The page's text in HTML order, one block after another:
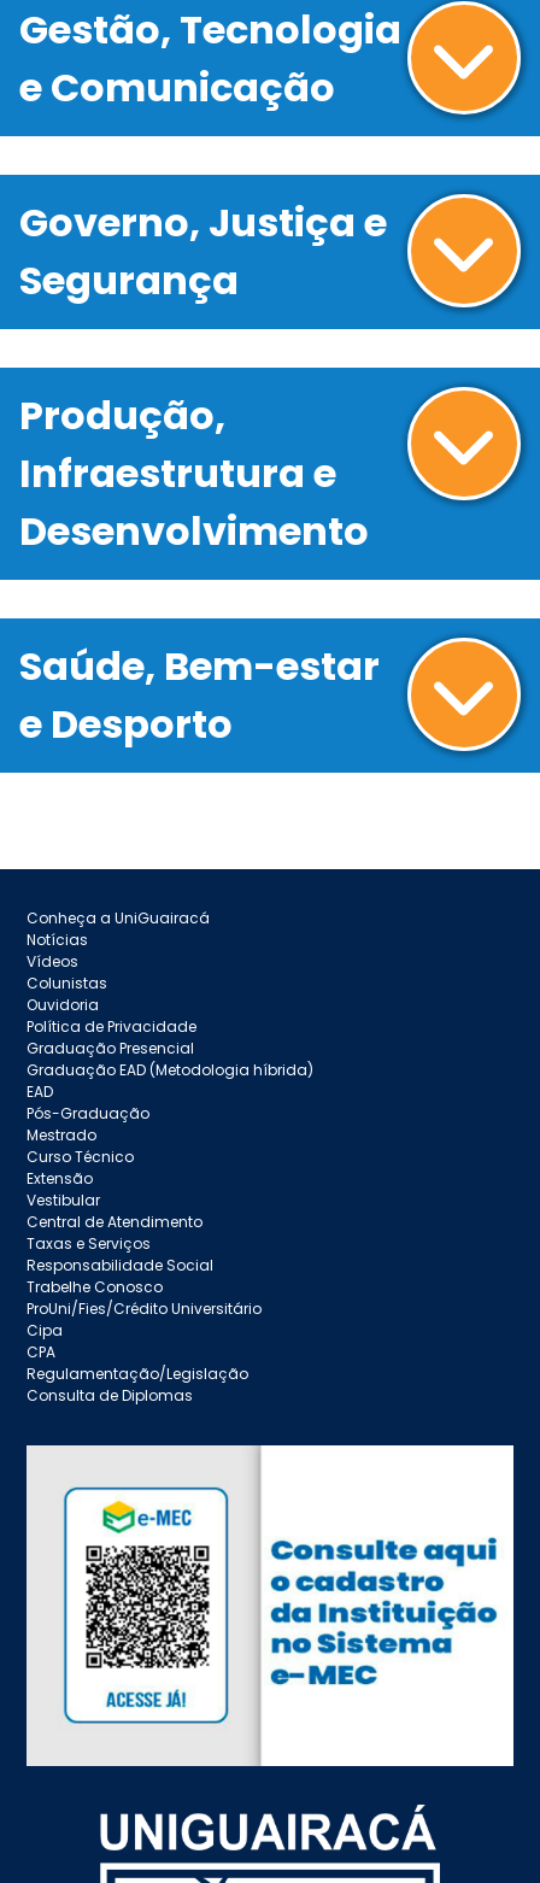
Gestão, Tecnologia
e Comunicação
Governo, Justiça e
Segurança
Produção,
Infraestrutura e
Desenvolvimento
Saúde, Bem-estar
e Desporto
Conheça a UniGuairacá
Notícias
Vídeos
Colunistas
Ouvidoria
Política de Privacidade
Graduação Presencial
Graduação EAD (Metodologia híbrida)
EAD
Pós-Graduação
Mestrado
Curso Técnico
Extensão
Vestibular
Central de Atendimento
Taxas e Serviços
Responsabilidade Social
Trabelhe Conosco
ProUni/Fies/Crédito Universitário
Cipa
CPA
Regulamentação/Legislação
Consulta de Diplomas